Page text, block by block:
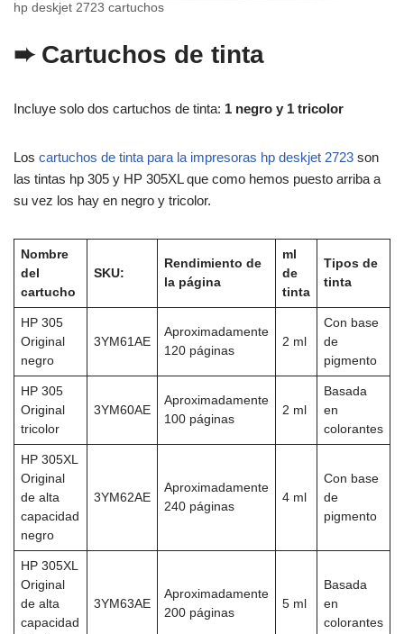
hp deskjet 2723 cartuchos
➨ Cartuchos de tinta
Incluye solo dos cartuchos de tinta: 1 negro y 1 tricolor
Los cartuchos de tinta para la impresoras hp deskjet 2723 son
las tintas hp 305 y HP 305XL que como hemos puesto arriba a
su vez los hay en negro y tricolor.
Nombre
del
cartucho
SKU:
Rendimiento de
la página
ml
de
tinta
Tipos de
tinta
HP 305
Original
negro
3YM61AE
Aproximadamente
120 páginas
2 ml
Con base
de
pigmento
HP 305
Original
tricolor
3YM60AE
Aproximadamente
100 páginas
2 ml
Basada
en
colorantes
HP 305XL
Original
de alta
capacidad
negro
3YM62AE
Aproximadamente
240 páginas
4 ml
Con base
de
pigmento
HP 305XL
Original
de alta
capacidad
3YM63AE
Aproximadamente
200 páginas
5 ml
Basada
en
colorantes